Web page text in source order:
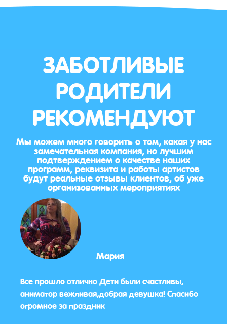
ЗАБОТЛИВЫЕ
РОДИТЕЛИ
РЕКОМЕНДУЮТ
Мы можем много говорить о том, какая у нас
замечательная компания, но лучшим
подтверждением о качестве наших
программ, реквизита и работы артистов
будут реальные отзывы клиентов, об уже
организованных мероприятиях
Мария
Все прошло отлично Дети были счастливы,
аниматор вежливая,добрая девушка! Спасибо
огромное за праздник